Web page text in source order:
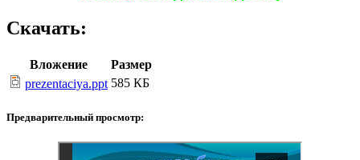
Скачать:
Вложение
Размер
prezentaciya.ppt 585 КБ
Предварительный просмотр: